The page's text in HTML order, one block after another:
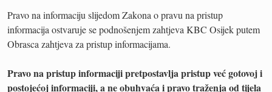
Pravo na informaciju slijedom Zakona o pravu na pristup
informacija ostvaruje se podnošenjem zahtjeva KBC Osijek putem
Obrasca zahtjeva za pristup informacijama.
Pravo na pristup informaciji pretpostavlja pristup već gotovoj i
postojećoj informaciji, a ne obuhvaća i pravo traženja od tijela